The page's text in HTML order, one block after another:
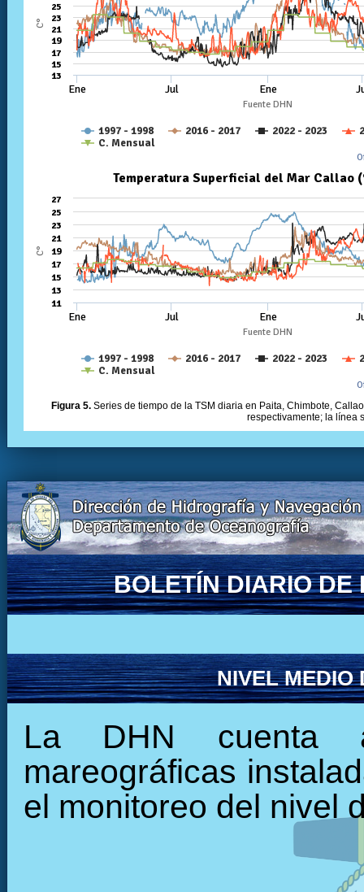
Figura 5. Series de tiempo de la TSM diaria en Paita, Chimbote,
respectivamente; la línea
BOLETÍN DIARIO DE
NIVEL MEDIO
La DHN cuenta
mareográficas
el monitoreo del nivel